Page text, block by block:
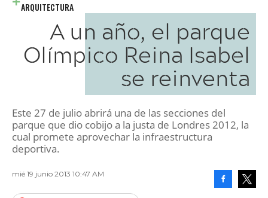
ARQUITECTURA
A un año, el parque
Olímpico Reina Isabel
se reinventa
Este 27 de julio abrirá una de las secciones del
parque que dio cobijo a la justa de Londres 2012, la
cual promete aprovechar la infraestructura
deportiva.
mié 19 junio 2013 10:47 AM